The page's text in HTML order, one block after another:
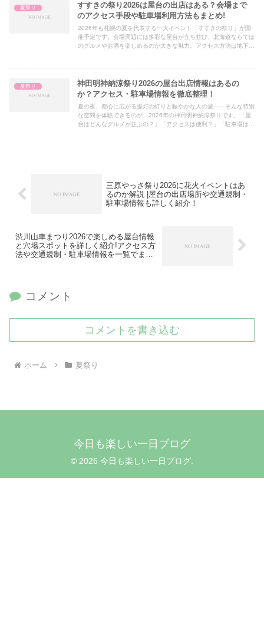
夏祭り
すすきの祭り2026は屋台の出店はある？会場まで
のアクセス手段や駐車場利用方法もまとめ!
2026年も札幌の夏を代表する一大イベント「すすきの祭り」が開
催予定です。会場周辺には多彩な屋台が立ち並び、北海道ならでは
のグルメやお酒を楽しめるのが大きな魅力。アクセス方法は地下鉄
夏祭り
神田明神納涼祭り2026の屋台出店情報はあるの
か？アクセス・駐車場情報を徹底整理！
夏の夜、都心に広がる提灯の灯りと賑やかな人の波——そんな特別
な空間を体験できるのが、2026年の神田明神納涼祭りです。「屋
台はどんなグルメが並ぶの？」「アクセスは便利？」「駐車場はあ
三原やっさ祭り2026に花火イベントはあ
るのか解説 |屋台の出店場所や交通規制・
駐車場情報も詳しく紹介！
渋川山車まつり2026で楽しめる屋台情報
と穴場スポットを詳しく紹介!アクセス方
法や交通規制・駐車場情報を一覧でまと
コメント
コメントを書き込む
ホーム 夏祭り
今日も楽しい一日ブログ
© 2026 今日も楽しい一日ブログ.